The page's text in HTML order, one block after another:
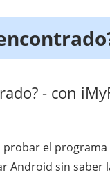
- con
probar el programa
Android sin saber